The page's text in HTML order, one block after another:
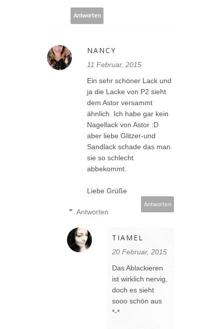
Antworten
NANCY
11 Februar, 2015
Ein sehr schöner Lack und
ja die Lacke von P2 sieht
dem Astor versammt
ähnlich. Ich habe gar kein
Nagellack von Astor :D
aber liebe Glitzer-und
Sandlack schade das man
sie so schlecht
abbekommt.
Liebe Grüße
Antworten
Antworten
TIAMEL
20 Februar, 2015
Das Ablackieren
ist wirklich nervig,
doch es sieht
sooo schön aus
*-*